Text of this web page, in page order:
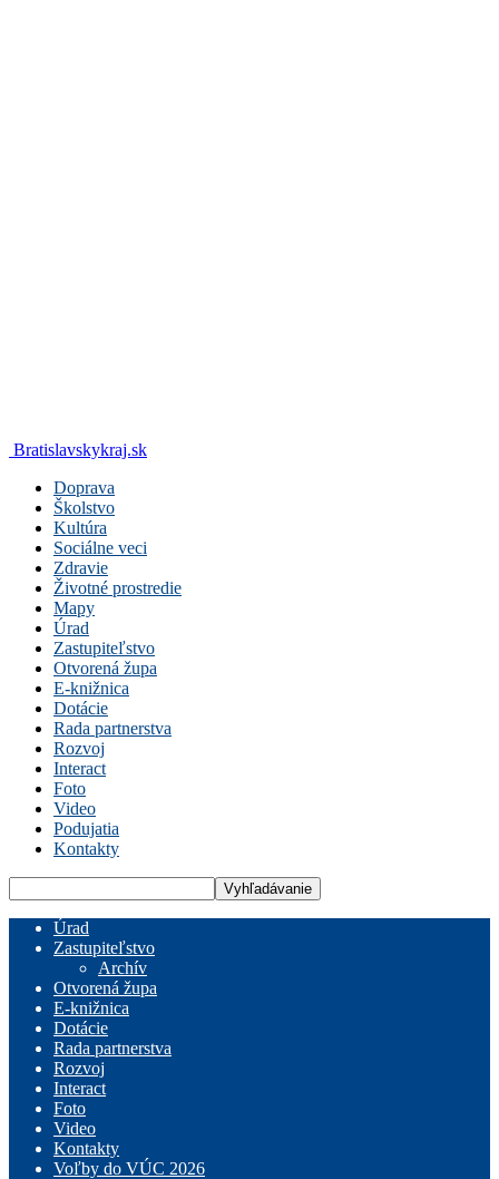
Bratislavskykraj.sk
Doprava
Školstvo
Kultúra
Sociálne veci
Zdravie
Životné prostredie
Mapy
Úrad
Zastupiteľstvo
Otvorená župa
E-knižnica
Dotácie
Rada partnerstva
Rozvoj
Interact
Foto
Video
Podujatia
Kontakty
Úrad
Zastupiteľstvo
Archív
Otvorená župa
E-knižnica
Dotácie
Rada partnerstva
Rozvoj
Interact
Foto
Video
Kontakty
Voľby do VÚC 2026